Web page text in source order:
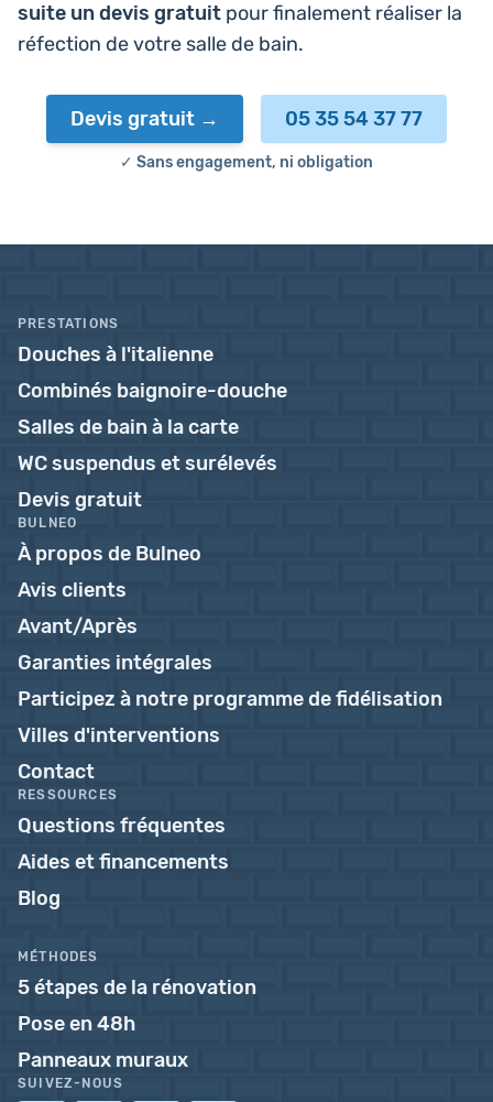
suite un devis gratuit pour fina­le­ment réa­li­ser la
réfec­tion de votre salle de bain.
Devis gratuit 05 35 54 37 77
✓ Sans engagement, ni obligation
PRESTATIONS
Douches à l'italienne
Combinés baignoire-douche
Salles de bain à la carte
WC suspendus et surélevés
Devis gratuit
BULNEO
À propos de Bulneo
Avis clients
Avant/Après
Garanties intégrales
Participez à notre programme de fidélisation
Villes d'interventions
Contact
RESSOURCES
Questions fréquentes
Aides et financements
Blog
MÉTHODES
5 étapes de la rénovation
Pose en 48h
Panneaux muraux
SUIVEZ-NOUS